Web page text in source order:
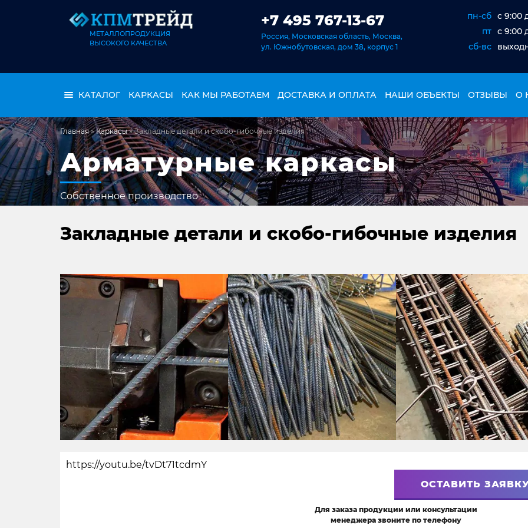
МЕТАЛЛОПРОДУКЦИЯ
ВЫСОКОГО КАЧЕСТВА
+7 495 767-13-67
Россия, Московская область, Москва,
ул. Южнобутовская, дом 38, корпус 1
пн-сб c 9:00
пт c 9:00
сб-вс
КАТАЛОГ КАРКАСЫ КАК МЫ РАБОТАЕМ ДОСТАВКА И ОПЛАТА НАШИ ОБЪЕКТЫ ОТЗЫВЫ О
Главная » Каркасы » Закладные детали и скобо-гибочные изделия
Арматурные каркасы
Собственное производство
Закладные детали и скобо-гибочные изделия
https://youtu.be/tvDt71tcdmY
ОСТАВИТЬ
Для заказа продукции или консультации
менеджера звоните по телефону